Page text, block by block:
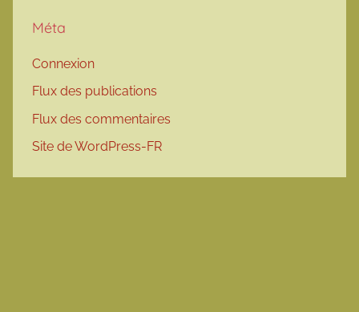
Méta
Connexion
Flux des publications
Flux des commentaires
Site de WordPress-FR